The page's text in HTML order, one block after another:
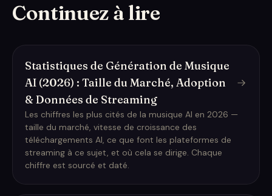
Continuez à lire
Statistiques de Génération de Musique
AI (2026) : Taille du Marché, Adoption
& Données de Streaming
Les chiffres les plus cités de la musique AI en 2026 —
taille du marché, vitesse de croissance des
téléchargements AI, ce que font les plateformes de
streaming à ce sujet, et où cela se dirige. Chaque
chiffre est sourcé et daté.